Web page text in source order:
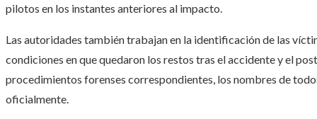
pilotos en los instantes anteriores al impacto.
Las autoridades también trabajan en la identificación de las
condiciones en que quedaron los restos tras el accidente y el
procedimientos forenses correspondientes, los nombres de
oficialmente.